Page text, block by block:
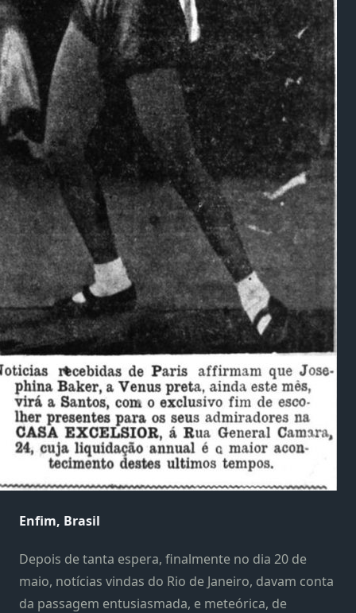
Enfim, Brasil
Depois de tanta espera, finalmente no dia 20 de
maio, notícias vindas do Rio de Janeiro, davam conta
da passagem entusiasmada, e meteórica, de